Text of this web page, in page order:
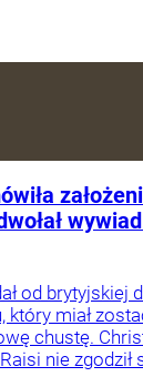
od brytyjskiej
który miał
chustę.
nie zgodził